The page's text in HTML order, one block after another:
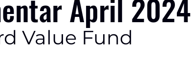
April 2024
Value Fund